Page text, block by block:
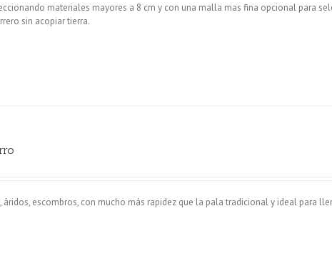
materiales mayores a 8 cm y con una malla mas fina opcional para
sin acopiar tierra.
escombros, con mucho más rapidez que la pala tradicional y ideal para